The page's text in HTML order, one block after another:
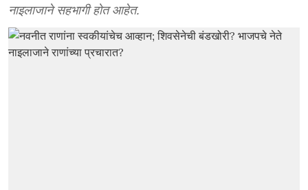
नाइलाजाने सहभागी होत आहेत.